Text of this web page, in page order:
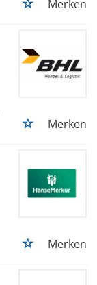
Merken
Merken
Merken